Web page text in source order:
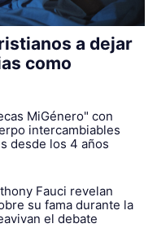
a dejar
como
MiGénero" con
intercambiables
desde los 4 años
Fauci revelan
su fama durante la
el debate